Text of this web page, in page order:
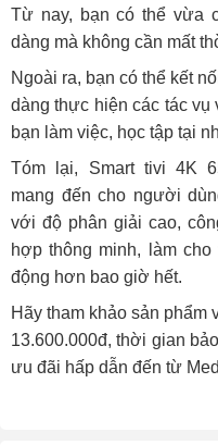
Từ nay, bạn có thể vừa
dàng mà không cần mất
Ngoài ra, bạn có thể kết
dàng thực hiện các tác
bạn làm việc, học tập tại
Tóm lại, Smart tivi 4K
mang đến cho người
với độ phân giải cao,
hợp thông minh, làm
động hơn bao giờ hết.
Hãy tham khảo sản
13.600.000đ, thời gian
ưu đãi hấp dẫn đến từ